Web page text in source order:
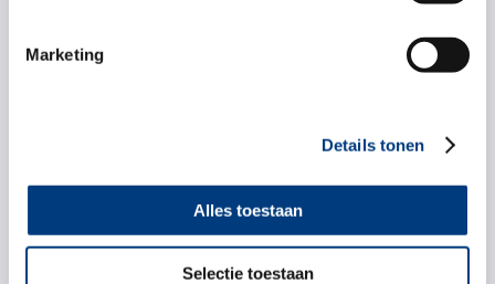
Marketing
Details tonen
Alles toestaan
Selectie toestaan
De Vision ES Plus vending machine